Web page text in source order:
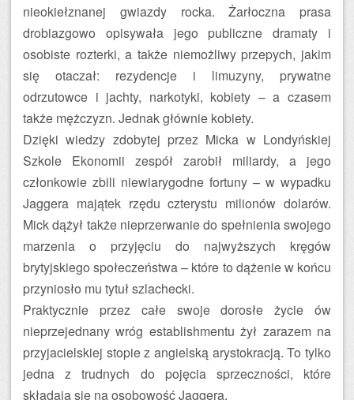
nieokiełznanej gwiazdy rocka. Żarłoczna prasa
drobiazgowo opisywała jego publiczne dramaty i
osobiste rozterki, a także niemożliwy przepych, jakim
się otaczał: rezydencje i limuzyny, prywatne
odrzutowce i jachty, narkotyki, kobiety – a czasem
także mężczyzn. Jednak głównie kobiety.
Dzięki wiedzy zdobytej przez Micka w Londyńskiej
Szkole Ekonomii zespół zarobił miliardy, a jego
członkowie zbili niewiarygodne fortuny – w wypadku
Jaggera majątek rzędu czterystu milionów dolarów.
Mick dążył także nieprzerwanie do spełnienia swojego
marzenia o przyjęciu do najwyższych kręgów
brytyjskiego społeczeństwa – które to dążenie w końcu
przyniosło mu tytuł szlachecki.
Praktycznie przez całe swoje dorosłe życie ów
nieprzejednany wróg establishmentu żył zarazem na
przyjacielskiej stopie z angielską arystokracją. To tylko
jedna z trudnych do pojęcia sprzeczności, które
składają się na osobowość Jaggera.